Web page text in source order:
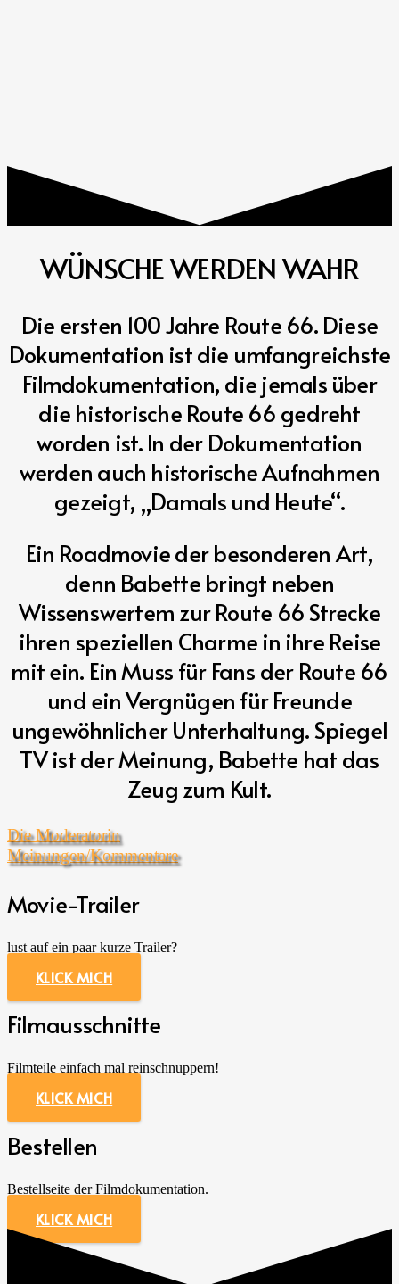
WÜNSCHE WERDEN WAHR
Die ersten 100 Jahre Route 66. Diese
Dokumentation ist die umfangreichste
Filmdokumentation, die jemals über
die historische Route 66 gedreht
worden ist. In der Dokumentation
werden auch historische Aufnahmen
gezeigt, „Damals und Heute“.
Ein Roadmovie der besonderen Art,
denn Babette bringt neben
Wissenswertem zur Route 66 Strecke
ihren speziellen Charme in ihre Reise
mit ein. Ein Muss für Fans der Route 66
und ein Vergnügen für Freunde
ungewöhnlicher Unterhaltung. Spiegel
TV ist der Meinung, Babette hat das
Zeug zum Kult.
Die Moderatorin
Meinungen/Kommentare
Movie-Trailer
lust auf ein paar kurze Trailer?
KLICK MICH
Filmausschnitte
Filmteile einfach mal reinschnuppern!
KLICK MICH
Bestellen
Bestellseite der Filmdokumentation.
KLICK MICH